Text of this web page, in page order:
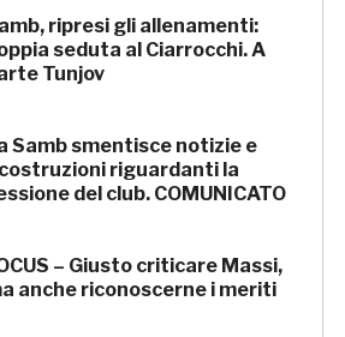
ripresi gli allenamenti:
seduta al Ciarrocchi. A
Tunjov
Samb smentisce notizie e
riguardanti la
del club. COMUNICATO
– Giusto criticare Massi,
anche riconoscerne i meriti